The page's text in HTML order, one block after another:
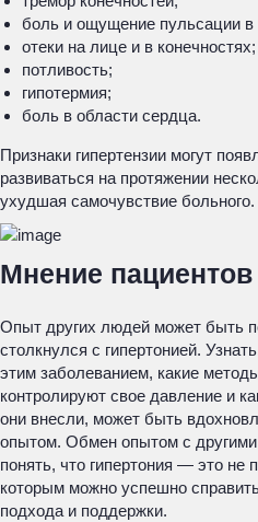
боль и ощущение пульсации в
отеки на лице и в конечностях;
потливость;
гипотермия;
боль в области сердца.
Признаки гипертензии могут
развиваться на протяжении
ухудшая самочувствие больного.
Мнение пациентов
Опыт других людей может быть
столкнулся с гипертонией.
этим заболеванием, какие
контролируют свое давление и
они внесли, может быть
опытом. Обмен опытом с
понять, что гипертония — это не
которым можно успешно
подхода и поддержки.